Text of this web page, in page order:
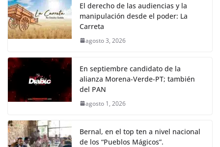
El derecho de las audiencias y la
manipulación desde el poder: La
Carreta
agosto 3, 2026
En septiembre candidato de la
alianza Morena-Verde-PT; también
del PAN
agosto 1, 2026
Bernal, en el top ten a nivel nacional
de los “Pueblos Mágicos”.